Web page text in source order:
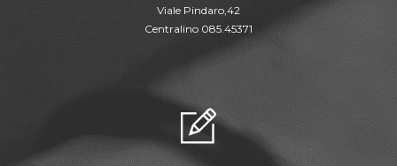
Viale Pindaro,42
Centralino 085.45371